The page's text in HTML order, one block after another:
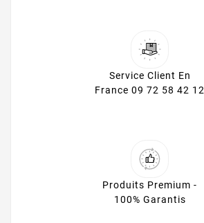
Service Client En
France 09 72 58 42 12
Produits Premium -
100% Garantis